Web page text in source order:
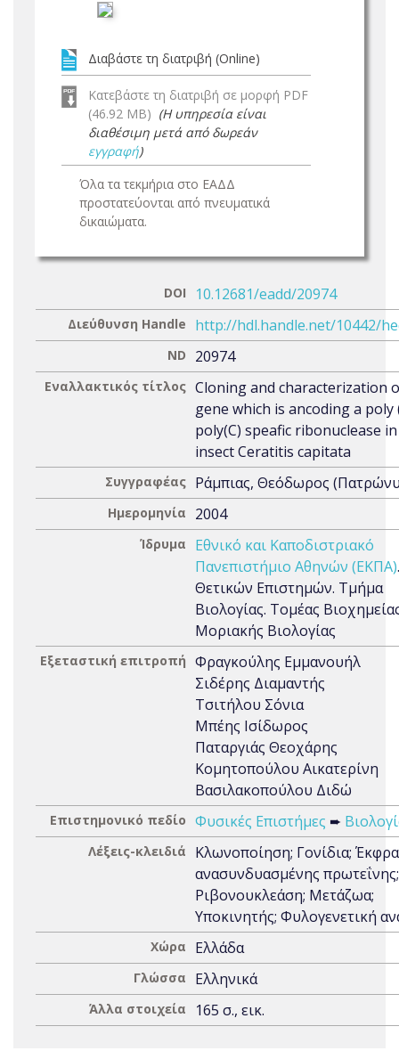
Διαβάστε τη διατριβή (Online)
Κατεβάστε τη διατριβή σε μορφή PDF
(46.92 MB) (Η υπηρεσία είναι
διαθέσιμη μετά από δωρεάν
εγγραφή)
Όλα τα τεκμήρια στο ΕΑΔΔ
προστατεύονται από πνευματικά
δικαιώματα.
DOI 10.12681/eadd/20974
Διεύθυνση Handle http://hdl.handle.net/10442/
ND 20974
Εναλλακτικός τίτλος Cloning and characterization
gene which is ancoding a poly
poly(C) speafic ribonuclease
insect Ceratitis capitata
Συγγραφέας Ράμπιας, Θεόδωρος
Ημερομηνία 2004
Ίδρυμα
Εθνικό και Καποδιστριακό
Πανεπιστήμιο Αθηνών (ΕΚΠΑ)
Θετικών Επιστημών. Τμήμα
Βιολογίας. Τομέας
Μοριακής Βιολογίας
Εξεταστική επιτροπή Φραγκούλης Εμμανουήλ
Σιδέρης Διαμαντής
Τσιτήλου Σόνια
Μπέης Ισίδωρος
Παταργιάς Θεοχάρης
Κομητοπούλου Αικατερίνη
Βασιλακοπούλου Διδώ
Επιστημονικό πεδίο Φυσικές Επιστήμες ➨
Λέξεις-κλειδιά
Κλωνοποίηση; Γονίδια;
ανασυνδυασμένης πρωτεΐνης;
Ριβονουκλεάση; Μετάζωα;
Υποκινητής; Φυλογενετική
Χώρα Ελλάδα
Γλώσσα Ελληνικά
Άλλα στοιχεία 165 σ., εικ.